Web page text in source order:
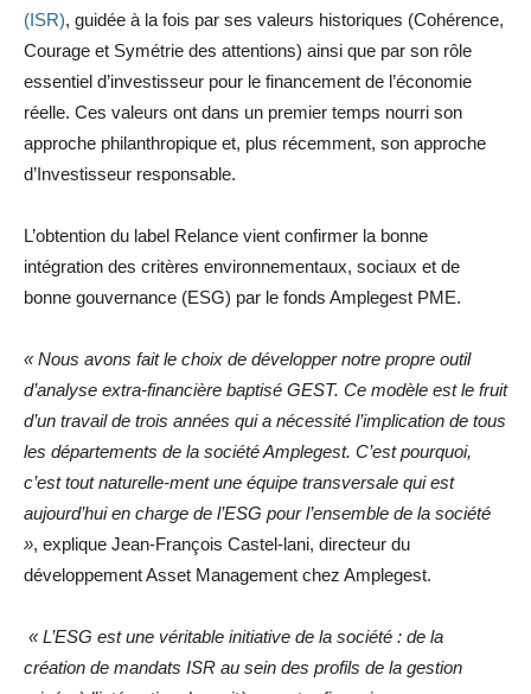
(ISR), guidée à la fois par ses valeurs historiques (Cohérence,
Courage et Symétrie des attentions) ainsi que par son rôle
essentiel d’investisseur pour le financement de l’économie
réelle. Ces valeurs ont dans un premier temps nourri son
approche philanthropique et, plus récemment, son approche
d’Investisseur responsable.
L’obtention du label Relance vient confirmer la bonne
intégration des critères environnementaux, sociaux et de
bonne gouvernance (ESG) par le fonds Amplegest PME.
« Nous avons fait le choix de développer notre propre outil
d’analyse extra-financière baptisé GEST. Ce modèle est le fruit
d’un travail de trois années qui a nécessité l’implication de tous
les départements de la société Amplegest. C’est pourquoi,
c’est tout naturelle-ment une équipe transversale qui est
aujourd’hui en charge de l’ESG pour l’ensemble de la société
», explique Jean-François Castel-lani, directeur du
développement Asset Management chez Amplegest.
« L’ESG est une véritable initiative de la société : de la
création de mandats ISR au sein des profils de la gestion